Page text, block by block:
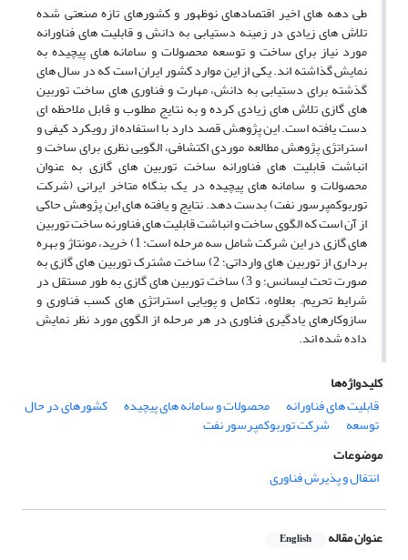
طی دهه های اخیر اقتصادهای نوظهور و کشورهای تازه صنعتی شده
تلاش های زیادی در زمینه دستیابی به دانش و قابلیت های فناورانه
مورد نیاز برای ساخت و توسعه محصولات و سامانه های پیچیده به
نمایش گذاشته اند. یکی از این موارد کشور ایران است که در سال های
گذشته برای دستیابی به دانش، مهارت و فناوری های ساخت توربین
های گازی تلاش های زیادی کرده و به نتایج مطلوب و قابل ملاحظه ای
دست یافته است. این پژوهش قصد دارد با استفاده از رویکرد کیفی و
استراتژی پژوهش مطالعه موردی اکتشافی، الگویی نظری برای ساخت و
انباشت قابلیت های فناورانه ساخت توربین های گازی به عنوان
محصولات و سامانه های پیچیده در یک بنگاه متاخر ایرانی (شرکت
توربوکمپرسور نفت) بدست دهد. نتایج و یافته های این پژوهش حاکی
از آن است که الگوی ساخت و انباشت قابلیت های فناورنه ساخت توربین
های گازی در این شرکت شامل سه مرحله است: 1) خرید، مونتاژ و بهره
برداری از توربین های وارداتی؛ 2) ساخت مشترک توربین های گازی به
صورت تحت لیسانس؛ و 3) ساخت توربین های گازی به طور مستقل در
شرایط تحریم. بعلاوه، تکامل و پویایی استراتژی های کسب فناوری و
سازوکارهای یادگیری فناوری در هر مرحله از الگوی مورد نظر نمایش
داده شده اند.
کلیدواژه‌ها
قابلیت های فناورانه
محصولات و سامانه های پیچیده کشورهای در حال
توسعه
شرکت توربوکمپرسور نفت
موضوعات
انتقال و پذیرش فناوری
عنوان مقاله English